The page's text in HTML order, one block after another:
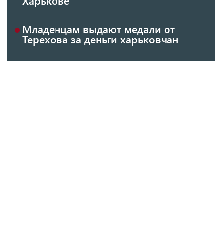
Младенцам выдают медали от
Терехова за деньги харьковчан